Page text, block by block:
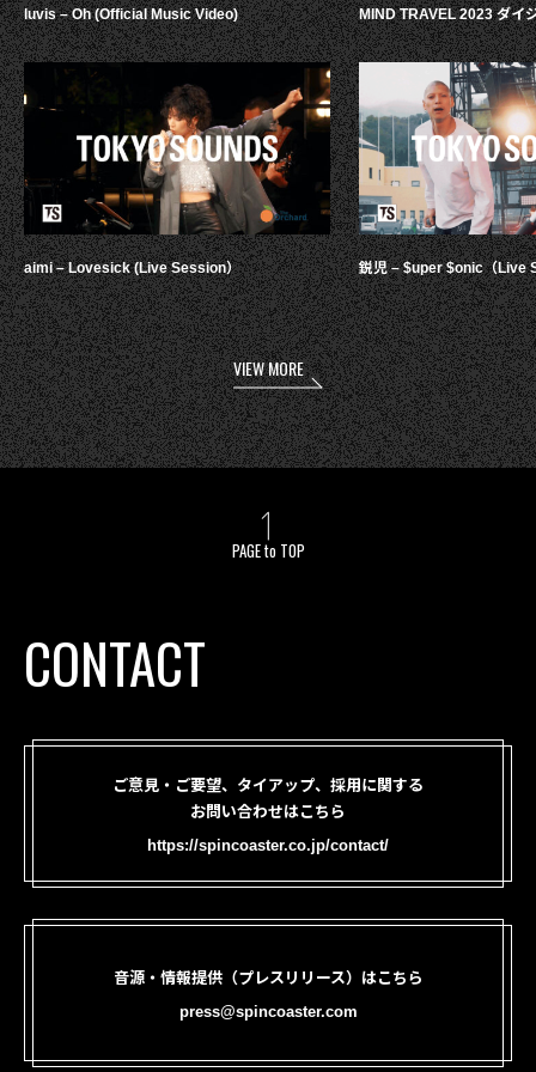
luvis – Oh (Official Music Video)
aimi – Lovesick (Live Session）
MIND TRAVEL 2023 ダイ
鋭児 – $uper $onic（Live
VIEW MORE
PAGE to TOP
CONTACT
ご意見・ご要望、タイアップ、採用に関する
お問い合わせはこちら
https://spincoaster.co.jp/contact/
音源・情報提供（プレスリリース）はこちら
press@spincoaster.com